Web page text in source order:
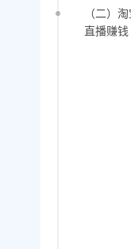
（二）
直播赚钱